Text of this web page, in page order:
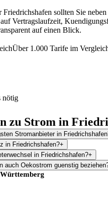
sollten Sie
Vertragslaufzeit,
auf einen Blick.
Über 1.000 Tarife im
nötig
zu Strom in
Stromanbieter in
in Friedrichshafen?+
in Friedrichshafen?+
auch Oekostrom guenstig